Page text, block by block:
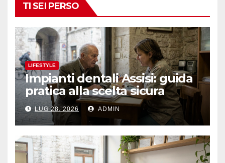
TI SEI PERSO
LIFESTYLE
Impianti dentali Assisi: guida
pratica alla scelta sicura
LUG 28, 2026 ADMIN